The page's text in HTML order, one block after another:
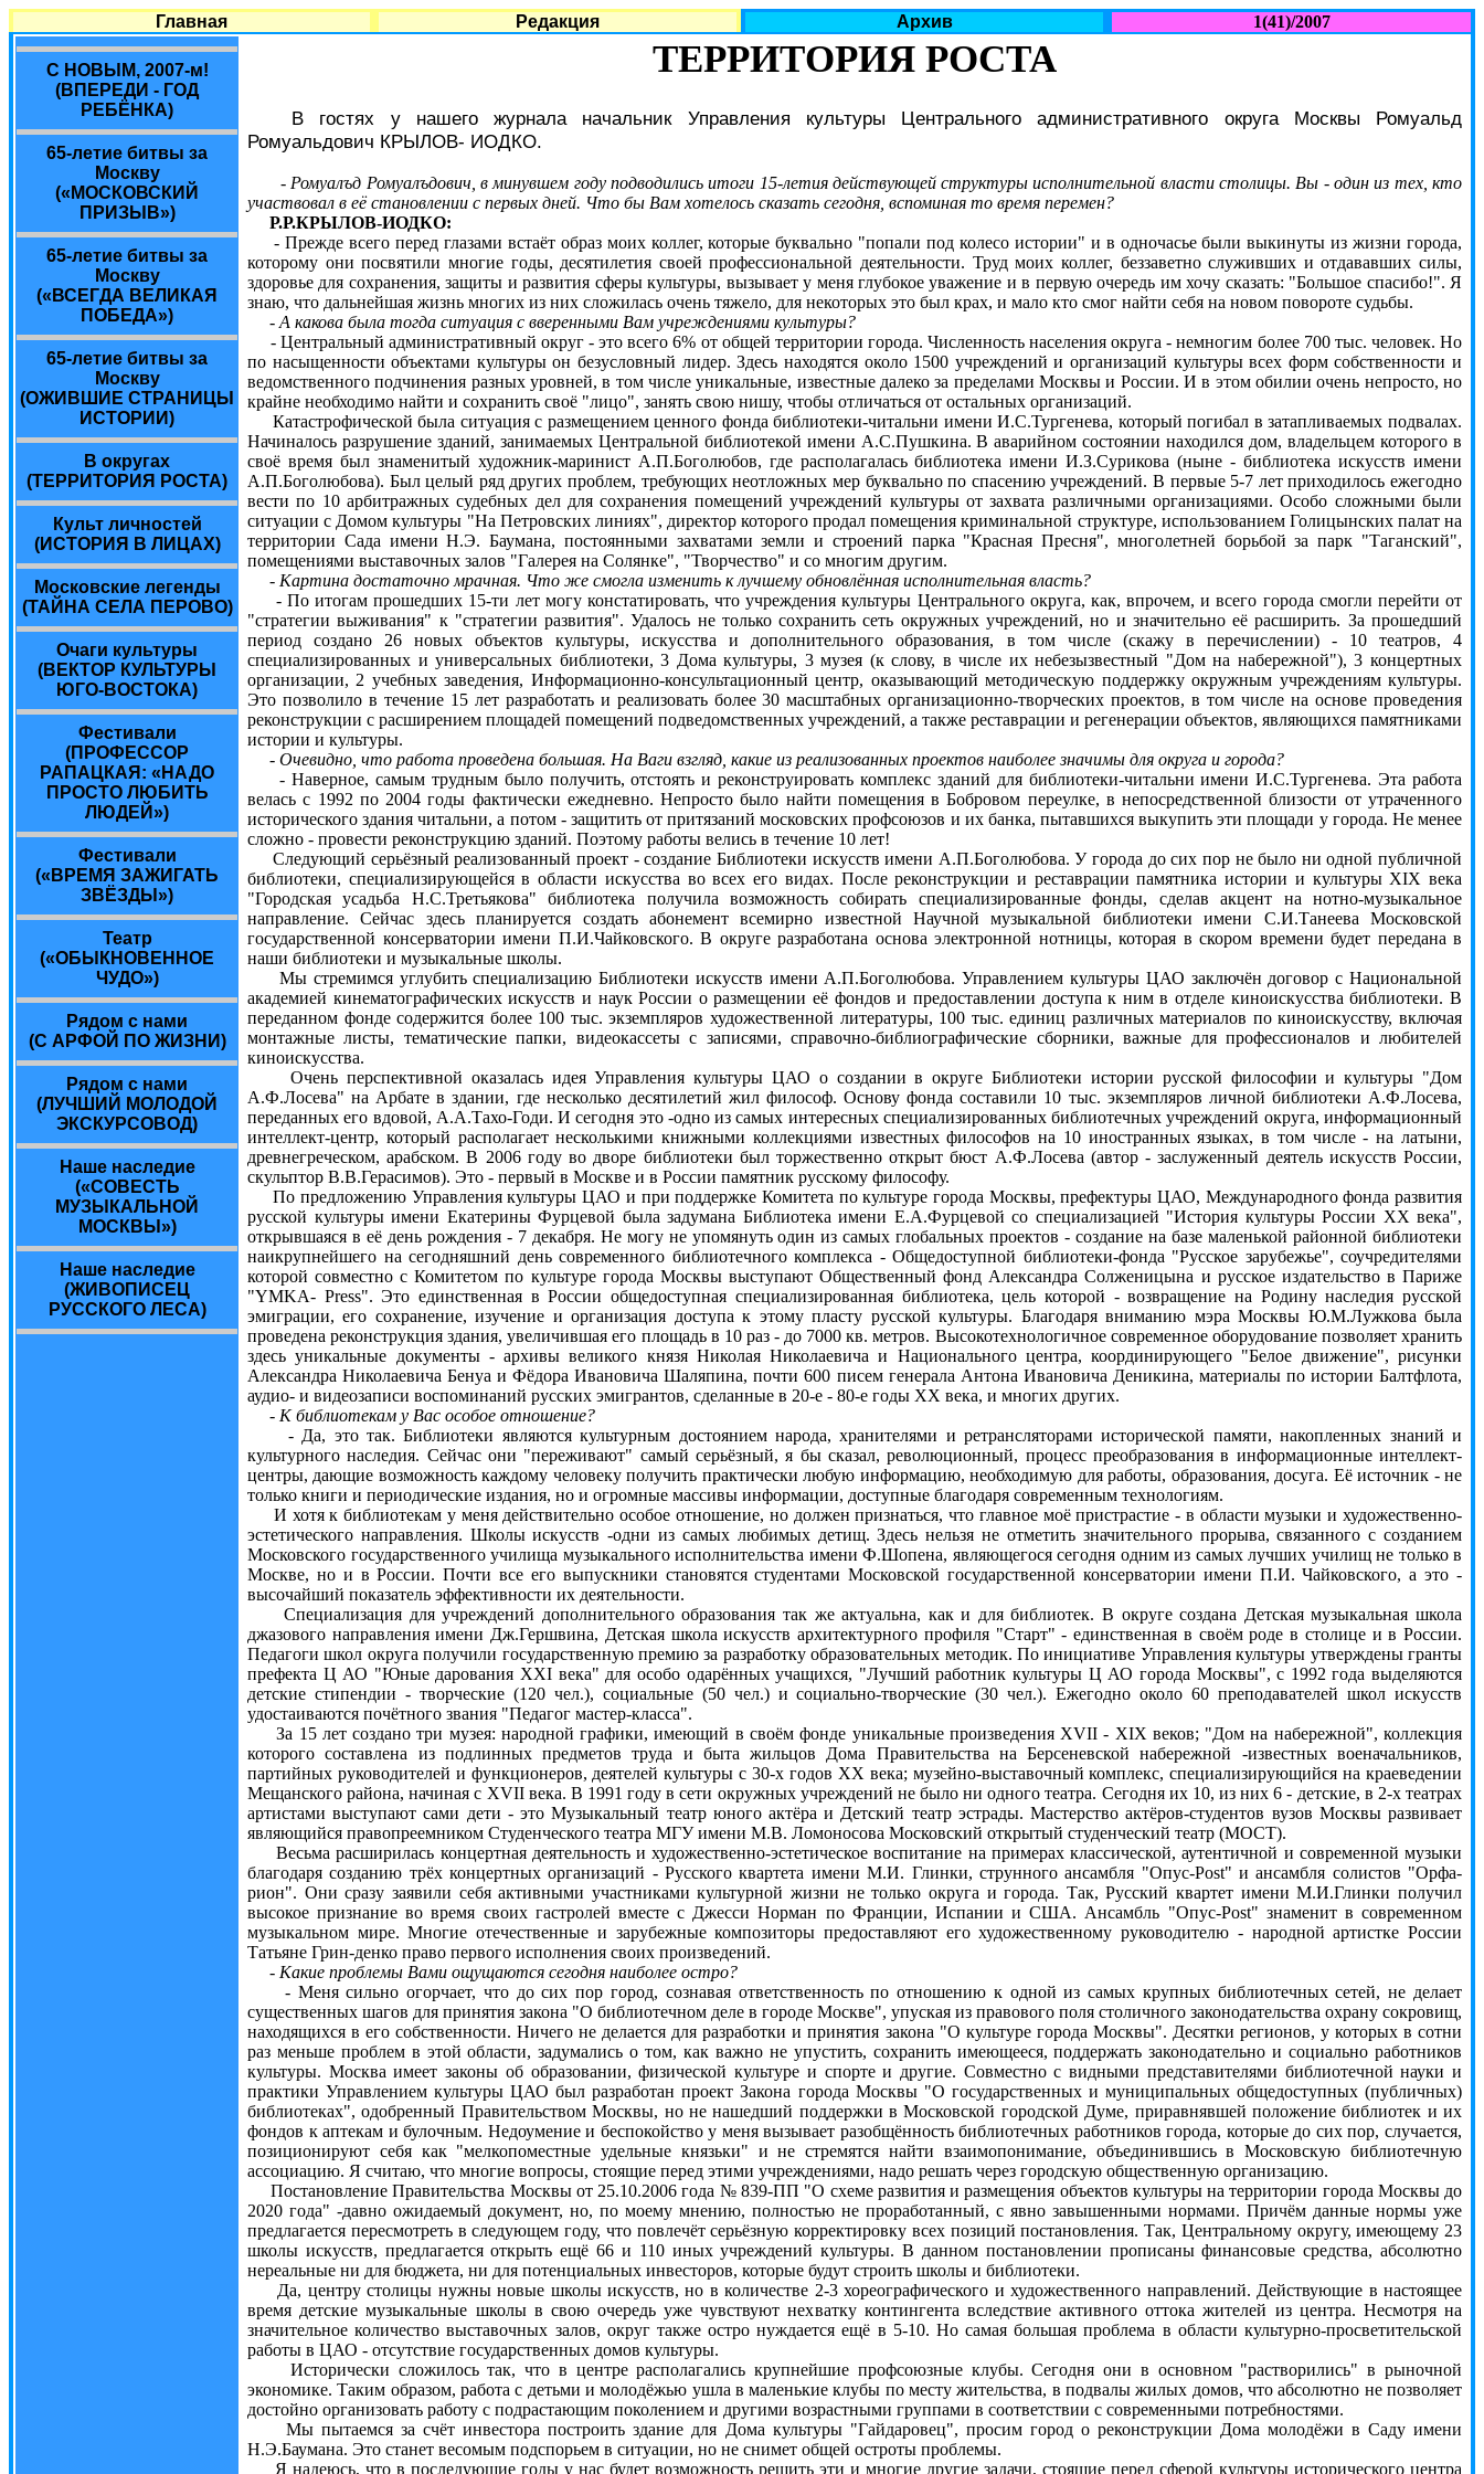
Главная Редакция Архив 1(41)/2007
С НОВЫМ, 2007-м!
(ВПЕРЕДИ - ГОД
РЕБЁНКА)
65-летие битвы за
Москву
(«МОСКОВСКИЙ
ПРИЗЫВ»)
65-летие битвы за
Москву
(«ВСЕГДА ВЕЛИКАЯ
ПОБЕДА»)
65-летие битвы за
Москву
(ОЖИВШИЕ СТРАНИЦЫ
ИСТОРИИ)
В округах
(ТЕРРИТОРИЯ РОСТА)
Культ личностей
(ИСТОРИЯ В ЛИЦАХ)
Московские легенды
(ТАЙНА СЕЛА ПЕРОВО)
Очаги культуры
(ВЕКТОР КУЛЬТУРЫ
ЮГО-ВОСТОКА)
Фестивали
(ПРОФЕССОР
РАПАЦКАЯ: «НАДО
ПРОСТО ЛЮБИТЬ
ЛЮДЕЙ»)
Фестивали
(«ВРЕМЯ ЗАЖИГАТЬ
ЗВЁЗДЫ»)
Театр
(«ОБЫКНОВЕННОЕ
ЧУДО»)
Рядом с нами
(С АРФОЙ ПО ЖИЗНИ)
Рядом с нами
(ЛУЧШИЙ МОЛОДОЙ
ЭКСКУРСОВОД)
Наше наследие
(«СОВЕСТЬ
МУЗЫКАЛЬНОЙ
МОСКВЫ»)
Наше наследие
(ЖИВОПИСЕЦ
РУССКОГО ЛЕСА)
ТЕРРИТОРИЯ РОСТА
В гостях у нашего журнала начальник Управления культуры Центрального административного округа Москвы Ромуальд
Ромуальдович КРЫЛОВ- ИОДКО.
- Ромуалъд Ромуалъдович, в минувшем году подводились итоги 15-летия действующей структуры исполнительной власти столицы. Вы - один из тех, кто
участвовал в её становлении с первых дней. Что бы Вам хотелось сказать сегодня, вспоминая то время перемен?
Р.Р.КРЫЛОВ-ИОДКО:
- Прежде всего перед глазами встаёт образ моих коллег, которые буквально "попали под колесо истории" и в одночасье были выкинуты из жизни города,
которому они посвятили многие годы, десятилетия своей профессиональной деятельности. Труд моих коллег, беззаветно служивших и отдававших силы,
здоровье для сохранения, защиты и развития сферы культуры, вызывает у меня глубокое уважение и в первую очередь им хочу сказать: "Большое спасибо!". Я
знаю, что дальнейшая жизнь многих из них сложилась очень тяжело, для некоторых это был крах, и мало кто смог найти себя на новом повороте судьбы.
- А какова была тогда ситуация с вверенными Вам учреждениями культуры?
- Центральный административный округ - это всего 6% от общей территории города. Численность населения округа - немногим более 700 тыс. человек. Но
по насыщенности объектами культуры он безусловный лидер. Здесь находятся около 1500 учреждений и организаций культуры всех форм собственности и
ведомственного подчинения разных уровней, в том числе уникальные, известные далеко за пределами Москвы и России. И в этом обилии очень непросто, но
крайне необходимо найти и сохранить своё "лицо", занять свою нишу, чтобы отличаться от остальных организаций.
Катастрофической была ситуация с размещением ценного фонда библиотеки-читальни имени И.С.Тургенева, который погибал в затапливаемых подвалах.
Начиналось разрушение зданий, занимаемых Центральной библиотекой имени А.С.Пушкина. В аварийном состоянии находился дом, владельцем которого в
своё время был знаменитый художник-маринист А.П.Боголюбов, где располагалась библиотека имени И.З.Сурикова (ныне - библиотека искусств имени
А.П.Боголюбова). Был целый ряд других проблем, требующих неотложных мер буквально по спасению учреждений. В первые 5-7 лет приходилось ежегодно
вести по 10 арбитражных судебных дел для сохранения помещений учреждений культуры от захвата различными организациями. Особо сложными были
ситуации с Домом культуры "На Петровских линиях", директор которого продал помещения криминальной структуре, использованием Голицынских палат на
территории Сада имени Н.Э. Баумана, постоянными захватами земли и строений парка "Красная Пресня", многолетней борьбой за парк "Таганский",
помещениями выставочных залов "Галерея на Солянке", "Творчество" и со многим другим.
- Картина достаточно мрачная. Что же смогла изменить к лучшему обновлённая исполнительная власть?
- По итогам прошедших 15-ти лет могу констатировать, что учреждения культуры Центрального округа, как, впрочем, и всего города смогли перейти от
"стратегии выживания" к "стратегии развития". Удалось не только сохранить сеть окружных учреждений, но и значительно её расширить. За прошедший
период создано 26 новых объектов культуры, искусства и дополнительного образования, в том числе (скажу в перечислении) - 10 театров, 4
специализированных и универсальных библиотеки, 3 Дома культуры, 3 музея (к слову, в числе их небезызвестный "Дом на набережной"), 3 концертных
организации, 2 учебных заведения, Информационно-консультационный центр, оказывающий методическую поддержку окружным учреждениям культуры.
Это позволило в течение 15 лет разработать и реализовать более 30 масштабных организационно-творческих проектов, в том числе на основе проведения
реконструкции с расширением площадей помещений подведомственных учреждений, а также реставрации и регенерации объектов, являющихся памятниками
истории и культуры.
- Очевидно, что работа проведена большая. На Ваги взгляд, какие из реализованных проектов наиболее значимы для округа и города?
- Наверное, самым трудным было получить, отстоять и реконструировать комплекс зданий для библиотеки-читальни имени И.С.Тургенева. Эта работа
велась с 1992 по 2004 годы фактически ежедневно. Непросто было найти помещения в Бобровом переулке, в непосредственной близости от утраченного
исторического здания читальни, а потом - защитить от притязаний московских профсоюзов и их банка, пытавшихся выкупить эти площади у города. Не менее
сложно - провести реконструкцию зданий. Поэтому работы велись в течение 10 лет!
Следующий серьёзный реализованный проект - создание Библиотеки искусств имени А.П.Боголюбова. У города до сих пор не было ни одной публичной
библиотеки, специализирующейся в области искусства во всех его видах. После реконструкции и реставрации памятника истории и культуры XIX века
"Городская усадьба Н.С.Третьякова" библиотека получила возможность собирать специализированные фонды, сделав акцент на нотно-музыкальное
направление. Сейчас здесь планируется создать абонемент всемирно известной Научной музыкальной библиотеки имени С.И.Танеева Московской
государственной консерватории имени П.И.Чайковского. В округе разработана основа электронной нотницы, которая в скором времени будет передана в
наши библиотеки и музыкальные школы.
Мы стремимся углубить специализацию Библиотеки искусств имени А.П.Боголюбова. Управлением культуры ЦАО заключён договор с Национальной
академией кинематографических искусств и наук России о размещении её фондов и предоставлении доступа к ним в отделе киноискусства библиотеки. В
переданном фонде содержится более 100 тыс. экземпляров художественной литературы, 100 тыс. единиц различных материалов по киноискусству, включая
монтажные листы, тематические папки, видеокассеты с записями, справочно-библиографические сборники, важные для профессионалов и любителей
киноискусства.
Очень перспективной оказалась идея Управления культуры ЦАО о создании в округе Библиотеки истории русской философии и культуры "Дом
А.Ф.Лосева" на Арбате в здании, где несколько десятилетий жил философ. Основу фонда составили 10 тыс. экземпляров личной библиотеки А.Ф.Лосева,
переданных его вдовой, А.А.Тахо-Годи. И сегодня это -одно из самых интересных специализированных библиотечных учреждений округа, информационный
интеллект-центр, который располагает несколькими книжными коллекциями известных философов на 10 иностранных языках, в том числе - на латыни,
древнегреческом, арабском. В 2006 году во дворе библиотеки был торжественно открыт бюст А.Ф.Лосева (автор - заслуженный деятель искусств России,
скульптор В.В.Герасимов). Это - первый в Москве и в России памятник русскому философу.
По предложению Управления культуры ЦАО и при поддержке Комитета по культуре города Москвы, префектуры ЦАО, Международного фонда развития
русской культуры имени Екатерины Фурцевой была задумана Библиотека имени Е.А.Фурцевой со специализацией "История культуры России XX века",
открывшаяся в её день рождения - 7 декабря. Не могу не упомянуть один из самых глобальных проектов - создание на базе маленькой районной библиотеки
наикрупнейшего на сегодняшний день современного библиотечного комплекса - Общедоступной библиотеки-фонда "Русское зарубежье", соучредителями
которой совместно с Комитетом по культуре города Москвы выступают Общественный фонд Александра Солженицына и русское издательство в Париже
"YMKA- Press". Это единственная в России общедоступная специализированная библиотека, цель которой - возвращение на Родину наследия русской
эмиграции, его сохранение, изучение и организация доступа к этому пласту русской культуры. Благодаря вниманию мэра Москвы Ю.М.Лужкова была
проведена реконструкция здания, увеличившая его площадь в 10 раз - до 7000 кв. метров. Высокотехнологичное современное оборудование позволяет хранить
здесь уникальные документы - архивы великого князя Николая Николаевича и Национального центра, координирующего "Белое движение", рисунки
Александра Николаевича Бенуа и Фёдора Ивановича Шаляпина, почти 600 писем генерала Антона Ивановича Деникина, материалы по истории Балтфлота,
аудио- и видеозаписи воспоминаний русских эмигрантов, сделанные в 20-е - 80-е годы XX века, и многих других.
- К библиотекам у Вас особое отношение?
- Да, это так. Библиотеки являются культурным достоянием народа, хранителями и ретрансляторами исторической памяти, накопленных знаний и
культурного наследия. Сейчас они "переживают" самый серьёзный, я бы сказал, революционный, процесс преобразования в информационные интеллект-
центры, дающие возможность каждому человеку получить практически любую информацию, необходимую для работы, образования, досуга. Её источник - не
только книги и периодические издания, но и огромные массивы информации, доступные благодаря современным технологиям.
И хотя к библиотекам у меня действительно особое отношение, но должен признаться, что главное моё пристрастие - в области музыки и художественно-
эстетического направления. Школы искусств -одни из самых любимых детищ. Здесь нельзя не отметить значительного прорыва, связанного с созданием
Московского государственного училища музыкального исполнительства имени Ф.Шопена, являющегося сегодня одним из самых лучших училищ не только в
Москве, но и в России. Почти все его выпускники становятся студентами Московской государственной консерватории имени П.И. Чайковского, а это -
высочайший показатель эффективности их деятельности.
Специализация для учреждений дополнительного образования так же актуальна, как и для библиотек. В округе создана Детская музыкальная школа
джазового направления имени Дж.Гершвина, Детская школа искусств архитектурного профиля "Старт" - единственная в своём роде в столице и в России.
Педагоги школ округа получили государственную премию за разработку образовательных методик. По инициативе Управления культуры утверждены гранты
префекта Ц АО "Юные дарования XXI века" для особо одарённых учащихся, "Лучший работник культуры Ц АО города Москвы", с 1992 года выделяются
детские стипендии - творческие (120 чел.), социальные (50 чел.) и социально-творческие (30 чел.). Ежегодно около 60 преподавателей школ искусств
удостаиваются почётного звания "Педагог мастер-класса".
За 15 лет создано три музея: народной графики, имеющий в своём фонде уникальные произведения XVII - XIX веков; "Дом на набережной", коллекция
которого составлена из подлинных предметов труда и быта жильцов Дома Правительства на Берсеневской набережной -известных военачальников,
партийных руководителей и функционеров, деятелей культуры с 30-х годов XX века; музейно-выставочный комплекс, специализирующийся на краеведении
Мещанского района, начиная с XVII века. В 1991 году в сети окружных учреждений не было ни одного театра. Сегодня их 10, из них 6 - детские, в 2-х театрах
артистами выступают сами дети - это Музыкальный театр юного актёра и Детский театр эстрады. Мастерство актёров-студентов вузов Москвы развивает
являющийся правопреемником Студенческого театра МГУ имени М.В. Ломоносова Московский открытый студенческий театр (МОСТ).
Весьма расширилась концертная деятельность и художественно-эстетическое воспитание на примерах классической, аутентичной и современной музыки
благодаря созданию трёх концертных организаций - Русского квартета имени М.И. Глинки, струнного ансамбля "Опус-Post" и ансамбля солистов "Орфа-
рион". Они сразу заявили себя активными участниками культурной жизни не только округа и города. Так, Русский квартет имени М.И.Глинки получил
высокое признание во время своих гастролей вместе с Джесси Норман по Франции, Испании и США. Ансамбль "Опус-Post" знаменит в современном
музыкальном мире. Многие отечественные и зарубежные композиторы предоставляют его художественному руководителю - народной артистке России
Татьяне Грин-денко право первого исполнения своих произведений.
- Какие проблемы Вами ощущаются сегодня наиболее остро?
- Меня сильно огорчает, что до сих пор город, сознавая ответственность по отношению к одной из самых крупных библиотечных сетей, не делает
существенных шагов для принятия закона "О библиотечном деле в городе Москве", упуская из правового поля столичного законодательства охрану сокровищ,
находящихся в его собственности. Ничего не делается для разработки и принятия закона "О культуре города Москвы". Десятки регионов, у которых в сотни
раз меньше проблем в этой области, задумались о том, как важно не упустить, сохранить имеющееся, поддержать законодательно и социально работников
культуры. Москва имеет законы об образовании, физической культуре и спорте и другие. Совместно с видными представителями библиотечной науки и
практики Управлением культуры ЦАО был разработан проект Закона города Москвы "О государственных и муниципальных общедоступных (публичных)
библиотеках", одобренный Правительством Москвы, но не нашедший поддержки в Московской городской Думе, приравнявшей положение библиотек и их
фондов к аптекам и булочным. Недоумение и беспокойство у меня вызывает разобщённость библиотечных работников города, которые до сих пор, случается,
позиционируют себя как "мелкопоместные удельные князьки" и не стремятся найти взаимопонимание, объединившись в Московскую библиотечную
ассоциацию. Я считаю, что многие вопросы, стоящие перед этими учреждениями, надо решать через городскую общественную организацию.
Постановление Правительства Москвы от 25.10.2006 года № 839-ПП "О схеме развития и размещения объектов культуры на территории города Москвы до
2020 года" -давно ожидаемый документ, но, по моему мнению, полностью не проработанный, с явно завышенными нормами. Причём данные нормы уже
предлагается пересмотреть в следующем году, что повлечёт серьёзную корректировку всех позиций постановления. Так, Центральному округу, имеющему 23
школы искусств, предлагается открыть ещё 66 и 110 иных учреждений культуры. В данном постановлении прописаны финансовые средства, абсолютно
нереальные ни для бюджета, ни для потенциальных инвесторов, которые будут строить школы и библиотеки.
Да, центру столицы нужны новые школы искусств, но в количестве 2-3 хореографического и художественного направлений. Действующие в настоящее
время детские музыкальные школы в свою очередь уже чувствуют нехватку контингента вследствие активного оттока жителей из центра. Несмотря на
значительное количество выставочных залов, округ также остро нуждается ещё в 5-10. Но самая большая проблема в области культурно-просветительской
работы в ЦАО - отсутствие государственных домов культуры.
Исторически сложилось так, что в центре располагались крупнейшие профсоюзные клубы. Сегодня они в основном "растворились" в рыночной
экономике. Таким образом, работа с детьми и молодёжью ушла в маленькие клубы по месту жительства, в подвалы жилых домов, что абсолютно не позволяет
достойно организовать работу с подрастающим поколением и другими возрастными группами в соответствии с современными потребностями.
Мы пытаемся за счёт инвестора построить здание для Дома культуры "Гайдаровец", просим город о реконструкции Дома молодёжи в Саду имени
Н.Э.Баумана. Это станет весомым подспорьем в ситуации, но не снимет общей остроты проблемы.
Я надеюсь, что в последующие годы у нас будет возможность решить эти и многие другие задачи, стоящие перед сферой культуры исторического центра